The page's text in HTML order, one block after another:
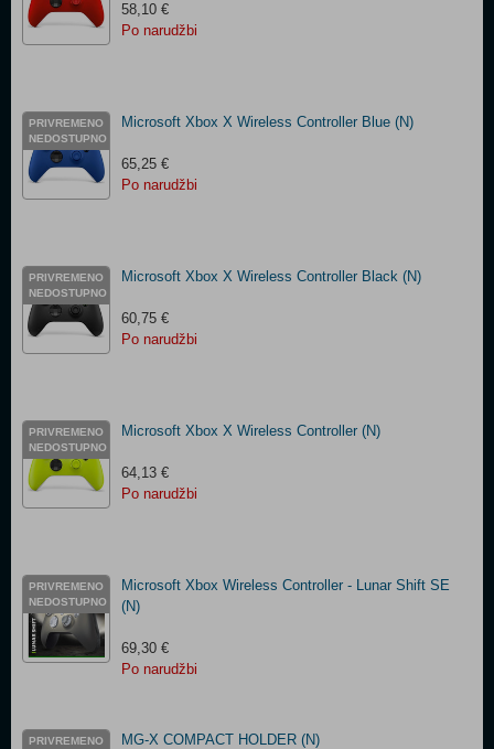
58,10 €
Po narudžbi
PRIVREMENO
NEDOSTUPNO
Microsoft Xbox X Wireless Controller Blue (N)
65,25 €
Po narudžbi
PRIVREMENO
NEDOSTUPNO
Microsoft Xbox X Wireless Controller Black (N)
60,75 €
Po narudžbi
PRIVREMENO
NEDOSTUPNO
Microsoft Xbox X Wireless Controller (N)
64,13 €
Po narudžbi
PRIVREMENO
NEDOSTUPNO
Microsoft Xbox Wireless Controller - Lunar Shift SE
(N)
69,30 €
Po narudžbi
PRIVREMENO MG-X COMPACT HOLDER (N)